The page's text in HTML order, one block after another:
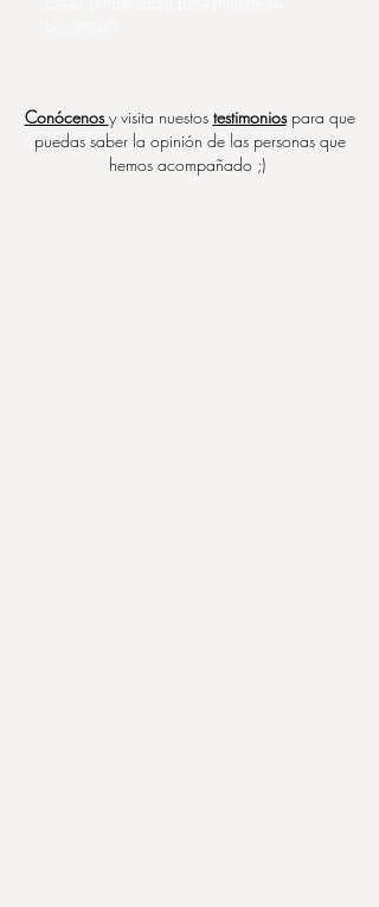
Conócenosy visita nuestos testimonios para que
puedas saber la opinión de las personas que
hemos acompañado ;)